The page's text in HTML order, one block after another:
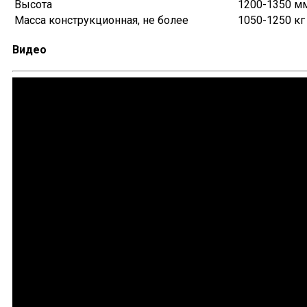
Высота
1200-1350
Масса конструкционная, не более
1050-1250 кг
Видео